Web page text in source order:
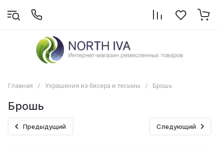
Главная / Украшения из бисера и тесьмы / Брошь
Брошь
Предыдущий Следующий